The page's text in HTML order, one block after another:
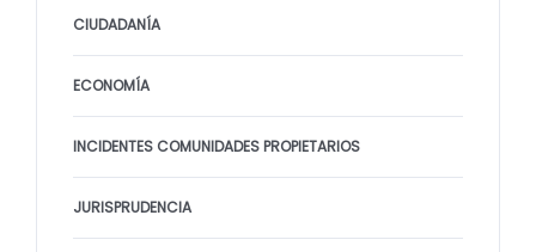
CIUDADANÍA
ECONOMÍA
INCIDENTES COMUNIDADES PROPIETARIOS
JURISPRUDENCIA